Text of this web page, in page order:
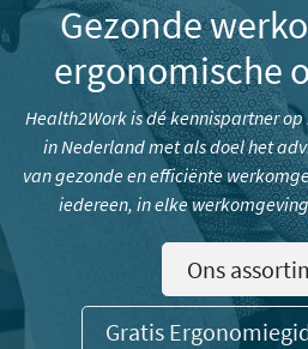
Gezonde
ergonomische
Health2Work is dé kennispartner
in Nederland met als doel het
van gezonde en efficiënte
iedereen, in elke
Ons
Gratis